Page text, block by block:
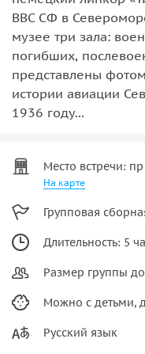
ВВС СФ в
музее три зала:
погибших,
представлены
истории авиации
1936 году...
Место встречи:
На карте
Групповая
Длительность: 5
Размер группы
Можно с детьми,
Русский язык